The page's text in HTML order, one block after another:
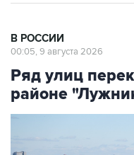
В РОССИИ
00:05, 9 августа 2026
Ряд улиц
районе